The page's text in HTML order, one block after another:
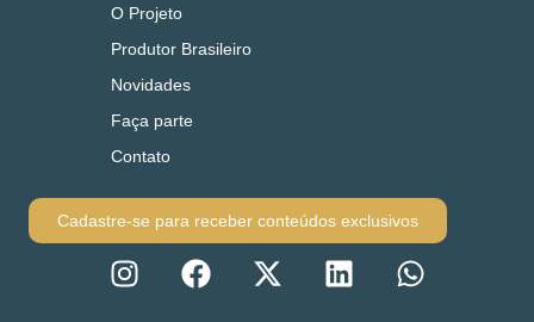
O Projeto
Produtor Brasileiro
Novidades
Faça parte
Contato
Cadastre-se para receber conteúdos exclusivos